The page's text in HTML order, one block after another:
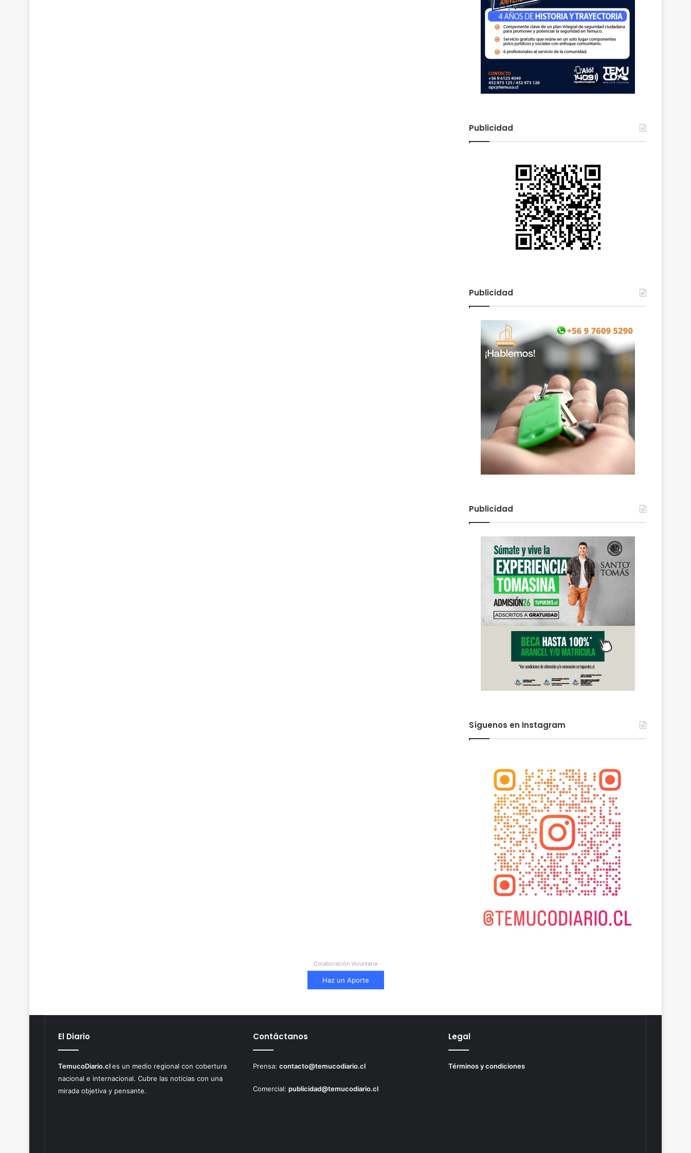
Publicidad
Publicidad
Publicidad
Síguenos en Instagram
Colaboración Voluntaria
Haz un Aporte
El Diario
TemucoDiario.cles un medio regional con cobertura
nacional e internacional. Cubre las noticias con una
mirada objetiva y pensante.
Contáctanos
Prensa:contacto@temucodiario.cl
Comercial:publicidad@temucodiario.cl
Legal
Términos y condiciones